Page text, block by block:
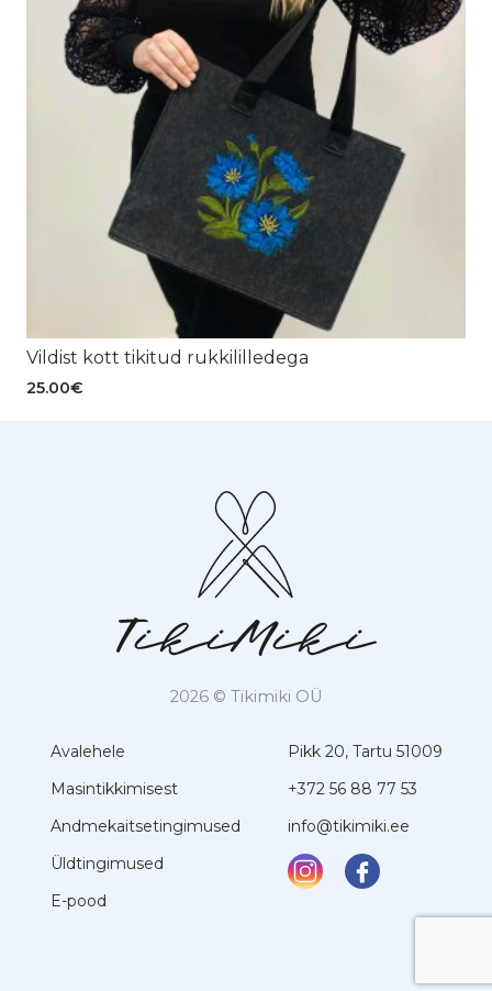
Vildist kott tikitud rukkililledega
25.00€
2026 © Tikimiki OÜ
Avalehele
Masintikkimisest
Andmekaitsetingimused
Üldtingimused
E-pood
Pikk 20, Tartu 51009
+372 56 88 77 53
info@tikimiki.ee